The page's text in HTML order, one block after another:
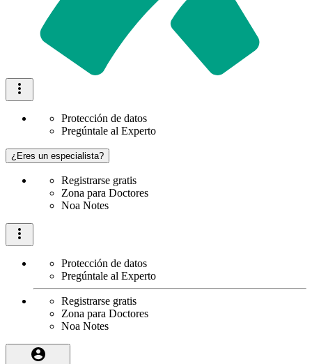
Protección de datos
Pregúntale al Experto
¿Eres un especialista?
Registrarse gratis
Zona para Doctores
Noa Notes
Protección de datos
Pregúntale al Experto
Registrarse gratis
Zona para Doctores
Noa Notes